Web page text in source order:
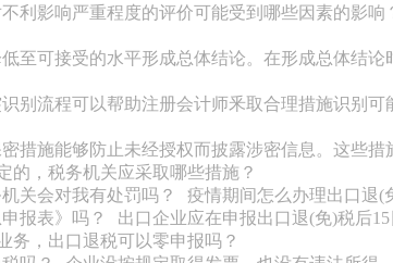
利影响严重程度的评价可能受到哪些因素的影响
至可接受的水平形成总体结论。在形成总体结论
别流程可以帮助注册会计师釆取合理措施识别
措施能够防止未经授权而披露涉密信息。这些措
的，税务机关应采取哪些措施？
关会对我有处罚吗？
疫情期间怎么办理出口退(
报表》吗？
出口企业应在申报出口退(免)税后
务，出口退税可以零申报吗？